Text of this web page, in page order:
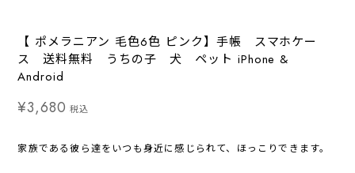
【 ポメラニアン 毛色6色 ピンク】手帳 スマホケー
ス 送料無料 うちの子 犬 ペット iPhone &
Android
¥3,680 税込
家族である彼ら達をいつも身近に感じられて、ほっこりできます。